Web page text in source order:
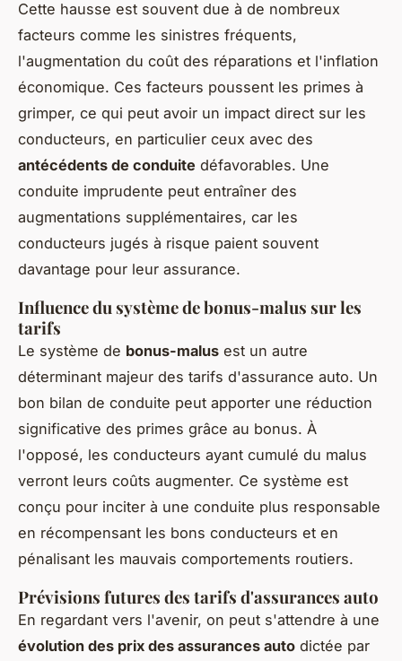
Cette hausse est souvent due à de nombreux
facteurs comme les sinistres fréquents,
l'augmentation du coût des réparations et l'inflation
économique. Ces facteurs poussent les primes à
grimper, ce qui peut avoir un impact direct sur les
conducteurs, en particulier ceux avec des
antécédents de conduite défavorables. Une
conduite imprudente peut entraîner des
augmentations supplémentaires, car les
conducteurs jugés à risque paient souvent
davantage pour leur assurance.
Influence du système de bonus-malus sur les
tarifs
Le système de bonus-malus est un autre
déterminant majeur des tarifs d'assurance auto. Un
bon bilan de conduite peut apporter une réduction
significative des primes grâce au bonus. À
l'opposé, les conducteurs ayant cumulé du malus
verront leurs coûts augmenter. Ce système est
conçu pour inciter à une conduite plus responsable
en récompensant les bons conducteurs et en
pénalisant les mauvais comportements routiers.
Prévisions futures des tarifs d'assurances auto
En regardant vers l'avenir, on peut s'attendre à une
évolution des prix des assurances auto dictée par